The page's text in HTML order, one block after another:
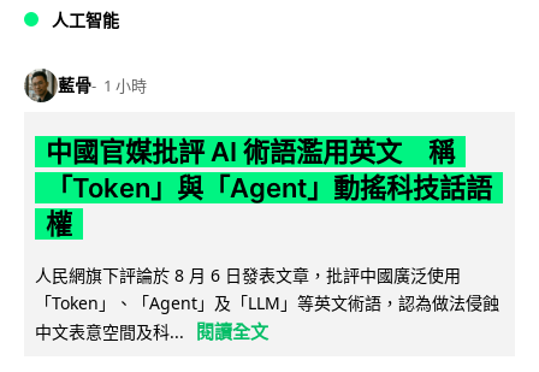
人工智能
藍骨 1 小時
中國官媒批評 AI 術語濫用英文 稱
「Token」與「Agent」動搖科技話語
權
人民網旗下評論於 8 月 6 日發表文章，批評中國廣泛使用
「Token」、「Agent」及「LLM」等英文術語，認為做法侵蝕
中文表意空間及科...
閱讀全文